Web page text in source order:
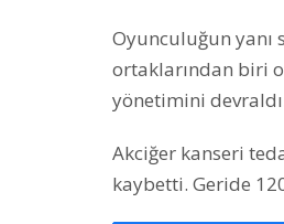
Oyunculuğun yanı
ortaklarından biri
yönetimini
Akciğer kanseri
kaybetti. Geride